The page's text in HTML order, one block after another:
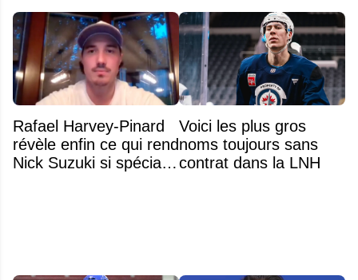
Rafael Harvey-Pinard
révèle enfin ce qui rend
Nick Suzuki si spécial
Voici les plus gros
noms toujours sans
contrat dans la LNH